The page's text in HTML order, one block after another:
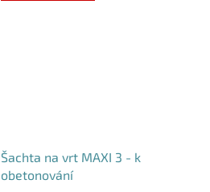
Šachta na vrt MAXI 3 - k
obetonování